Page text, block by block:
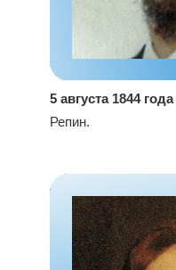
5 августа 1844 года
Репин.